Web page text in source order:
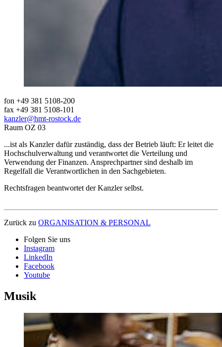
fon +49 381 5108-200
fax +49 381 5108-101
kanzler@hmt-rostock.de
Raum OZ 03
...ist als Kanzler dafür zuständig, dass der Betrieb läuft: Er leitet die
Hochschul­verwaltung und verantwortet die Verteilung und
Verwendung der Finanzen. Ansprechpartner sind deshalb im
Regelfall die Verantwortlichen in den Sachgebieten.
Rechtsfragen beantwortet der Kanzler selbst.
Zurück zu ORGANISATION & PERSONAL
Folgen Sie uns
Instagram
LinkedIn
Facebook
Youtube
Musik